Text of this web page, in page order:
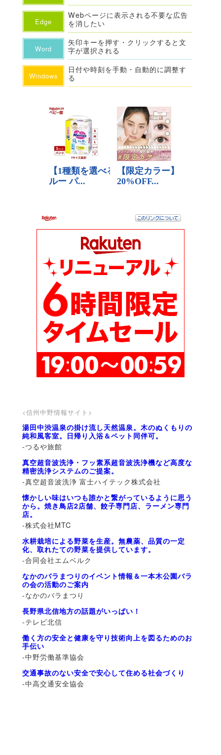
Edge
Webページに表示される不要な広告
を消したい
Word
矢印キーを押す・クリックすると文
字が選択される
Windows
日付や時刻を手動・自動的に調整す
る
<信州中野情報サイト>
湯田中渋温泉の掛け流し天然温泉。木のぬくもりの
純和風客室。日帰り入浴＆ペット同伴可。
-つるや旅館
真空超音波洗浄・フッ素系超音波洗浄機など高度な
精密洗浄システムのご提案。
-真空超音波洗浄 富士ハイテック株式会社
懐かしい味はいつも誰かと繋がっているように思う
から。焼き鳥店2店舗、餃子専門店、ラーメン専門
店。
-株式会社MTC
水耕栽培による野菜を生産。無農薬、品質の一定
化、取れたての野菜を提供しています。
-合同会社エムベルク
なかのバラまつりのイベント情報＆一本木公園バラ
の会の活動のご案内
-なかのバラまつり
長野県北信地方の話題がいっぱい！
-テレビ北信
働く方の安全と健康を守り技術向上を図るためのお
手伝い
-中野労働基準協会
交通事故のない安全で安心して住める社会づくり
-中高交通安全協会